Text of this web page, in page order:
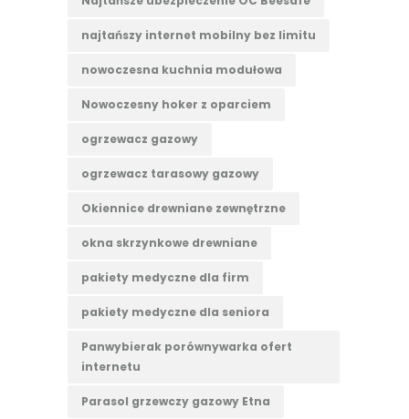
najtańszy internet mobilny bez limitu
nowoczesna kuchnia modułowa
Nowoczesny hoker z oparciem
ogrzewacz gazowy
ogrzewacz tarasowy gazowy
Okiennice drewniane zewnętrzne
okna skrzynkowe drewniane
pakiety medyczne dla firm
pakiety medyczne dla seniora
Panwybierak porównywarka ofert
internetu
Parasol grzewczy gazowy Etna